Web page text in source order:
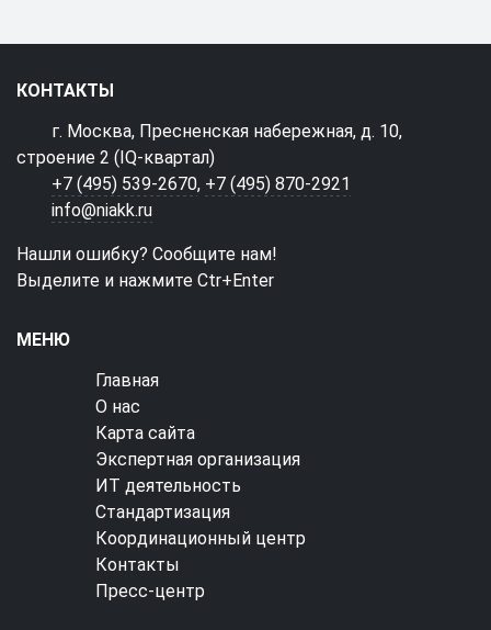
КОНТАКТЫ
г. Москва, Пресненская набережная, д. 10,
строение 2 (IQ-квартал)
+7 (495) 539-2670, +7 (495) 870-2921
info@niakk.ru
Нашли ошибку? Сообщите нам!
Выделите и нажмите Ctr+Enter
МЕНЮ
Главная
О нас
Карта сайта
Экспертная организация
ИТ деятельность
Стандартизация
Координационный центр
Контакты
Пресс-центр